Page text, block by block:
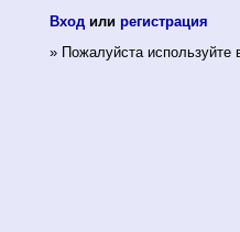
Входили регистрация
» Пожалуйста используйте